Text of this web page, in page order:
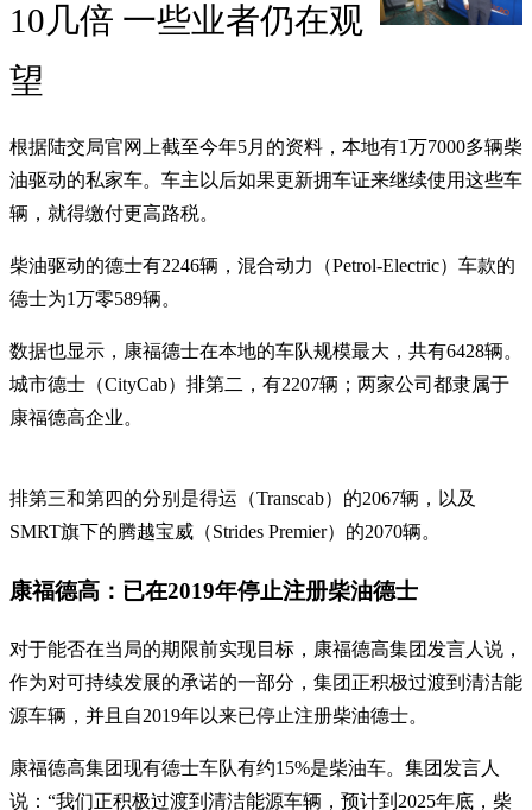
10几倍 一些业者仍在观
望
根据陆交局官网上截至今年5月的资料，本地有1万7000多辆柴
油驱动的私家车。车主以后如果更新拥车证来继续使用这些车
辆，就得缴付更高路税。
柴油驱动的德士有2246辆，混合动力（Petrol-Electric）车款的
德士为1万零589辆。
数据也显示，康福德士在本地的车队规模最大，共有6428辆。
城市德士（CityCab）排第二，有2207辆；两家公司都隶属于
康福德高企业。
排第三和第四的分别是得运（Transcab）的2067辆，以及
SMRT旗下的腾越宝威（Strides Premier）的2070辆。
康福德高：已在2019年停止注册柴油德士
对于能否在当局的期限前实现目标，康福德高集团发言人说，
作为对可持续发展的承诺的一部分，集团正积极过渡到清洁能
源车辆，并且自2019年以来已停止注册柴油德士。
康福德高集团现有德士车队有约15%是柴油车。集团发言人
说：“我们正积极过渡到清洁能源车辆，预计到2025年底，柴